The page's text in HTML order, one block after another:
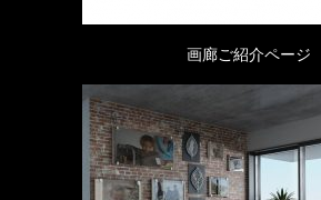
画廊ご紹介ページ